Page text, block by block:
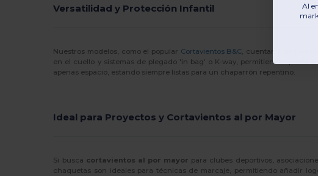
Versatilidad y Protección Infantil
Nuestros modelos, como el popular Cortavientos B&C, cuentan con
en el cuello y sistemas de plegado 'in bag' o K-way, permitiendo que la
apenas espacio, estando siempre listas para un chaparrón repentino.
Ideal para Proyectos y Cortavientos al por Mayor
Si busca cortavientos al por mayor para clubes deportivos,
chaquetas son ideales para técnicas de marcaje, permitiendo añadir
Al